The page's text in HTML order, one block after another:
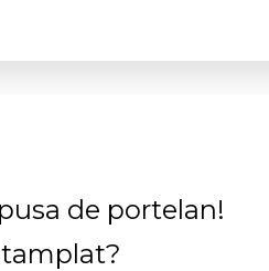
de portelan!